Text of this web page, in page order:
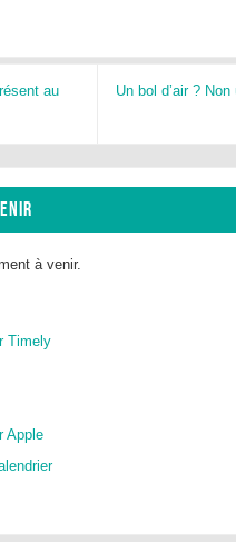
au
Un bol d’air ?
à venir.
Timely
Apple